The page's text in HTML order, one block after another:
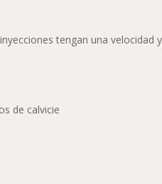
tengan una velocidad y
de calvicie